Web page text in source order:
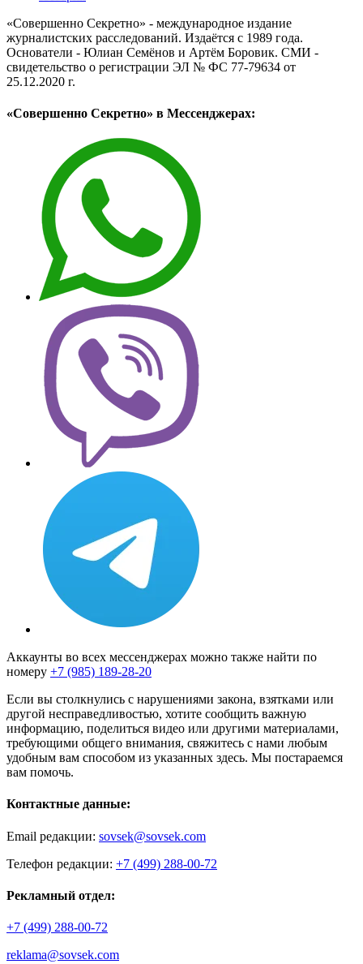
«Совершенно Секретно» - международное издание
журналистских расследований. Издаётся с 1989 года.
Основатели - Юлиан Семёнов и Артём Боровик. CМИ -
свидетельство о регистрации ЭЛ № ФС 77-79634 от
25.12.2020 г.
«Совершенно Секретно» в Мессенджерах:
Аккаунты во всех мессенджерах можно также найти по
номеру +7 (985) 189-28-20
Если вы столкнулись с нарушениями закона, взятками или
другой несправедливостью, хотите сообщить важную
информацию, поделиться видео или другими материалами,
требующими общего внимания, свяжитесь с нами любым
удобным вам способом из указанных здесь. Мы постараемся
вам помочь.
Контактные данные:
Email редакции: sovsek@sovsek.com
Телефон редакции: +7 (499) 288-00-72
Рекламный отдел:
+7 (499) 288-00-72
reklama@sovsek.com